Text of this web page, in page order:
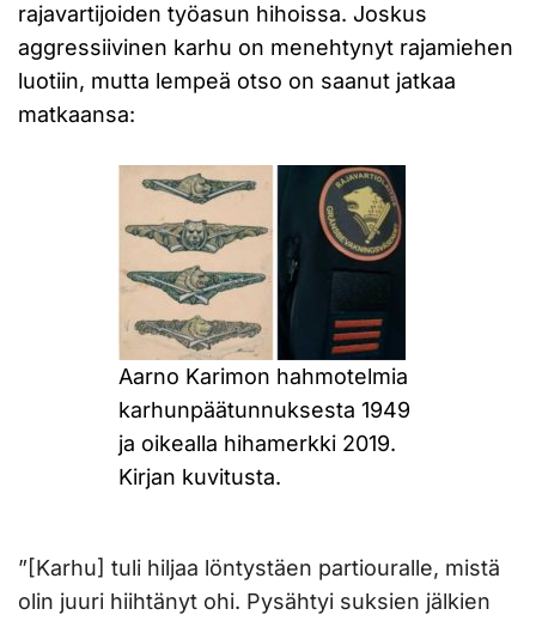
rajavartijoiden työasun hihoissa. Joskus
aggressiivinen karhu on menehtynyt rajamiehen
luotiin, mutta lempeä otso on saanut jatkaa
matkaansa:
Aarno Karimon hahmotelmia
karhunpäätunnuksesta 1949
ja oikealla hihamerkki 2019.
Kirjan kuvitusta.
”[Karhu] tuli hiljaa löntystäen partiouralle, mistä
olin juuri hiihtänyt ohi. Pysähtyi suksien jälkien